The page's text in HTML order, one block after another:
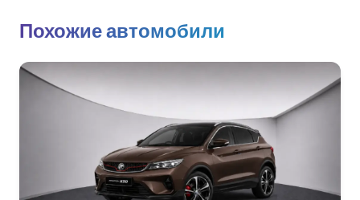
Похожие автомобили